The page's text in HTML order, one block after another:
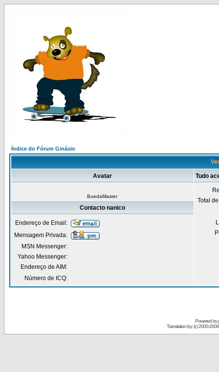
Índice do Fórum Ginásio
Avatar Tudo
BuedaMaster
Total
Contacto nanico
Endereço de Email:
Mensagem Privada:
MSN Messenger:
Yahoo Messenger:
Endereço de AIM:
Número de ICQ:
Powered by
Translation by: (c) 2000-